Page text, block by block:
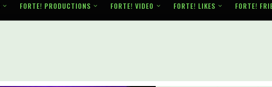
FORTE! PRODUCTIONS FORTE! VIDEO FORTE! LIKES FORTE!